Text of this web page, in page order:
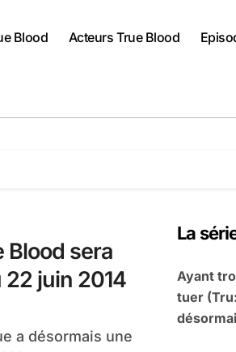
Blood Acteurs True Blood
Blood sera
juin 2014
La
Ayant
tuer